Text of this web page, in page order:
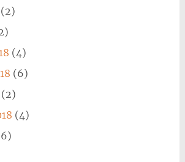
(2)
(4)
(6)
(2)
(4)